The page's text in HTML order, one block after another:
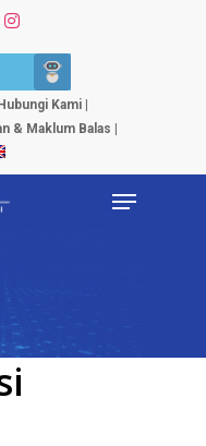
instagram
Hubungi Kami |
& Maklum Balas |
Menu